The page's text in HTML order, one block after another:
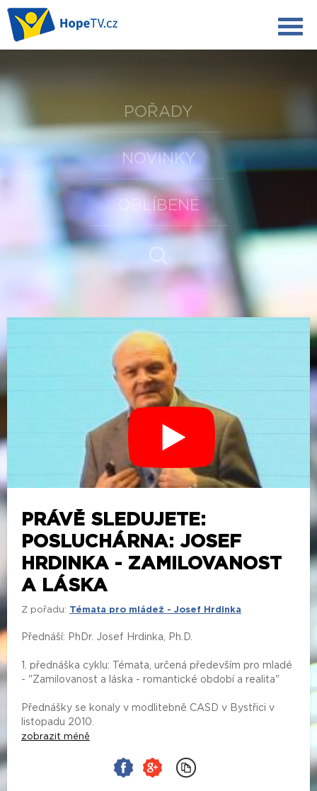
POŘADY
NOVINKY
OBLÍBENÉ
PRÁVĚ SLEDUJETE:
POSLUCHÁRNA: JOSEF
HRDINKA - ZAMILOVANOST
A LÁSKA
Z pořadu: Témata pro mládež - Josef Hrdinka
Přednáší: PhDr. Josef Hrdinka, Ph.D.
1. přednáška cyklu: Témata, určená především pro mladé
- "Zamilovanost a láska - romantické období a realita"
Přednášky se konaly v modlitebně CASD v Bystřici v
listopadu 2010.
zobrazit méně